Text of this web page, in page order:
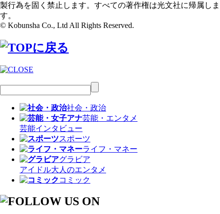
製行為を固く禁止します。すべての著作権は光文社に帰属しま
す。
© Kobunsha Co., Ltd All Rights Reserved.
社会・政治
芸能・エンタメ
芸能インタビュー
スポーツ
ライフ・マネー
グラビア
アイドル大人のエンタメ
コミック